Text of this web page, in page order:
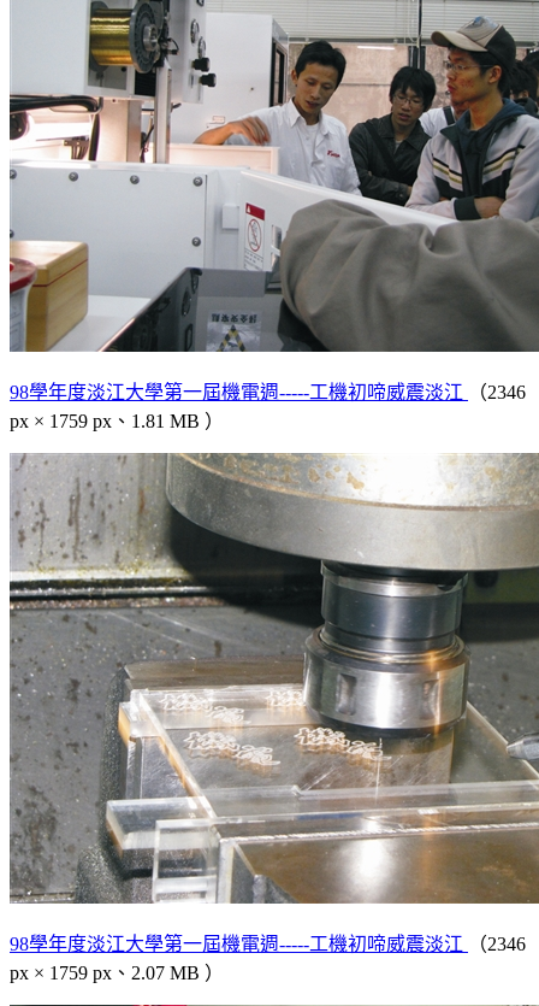
98學年度淡江大學第一屆機電週-----工機初啼威震淡江
（2346
px × 1759 px、1.81 MB ）
98學年度淡江大學第一屆機電週-----工機初啼威震淡江
（2346
px × 1759 px、2.07 MB ）